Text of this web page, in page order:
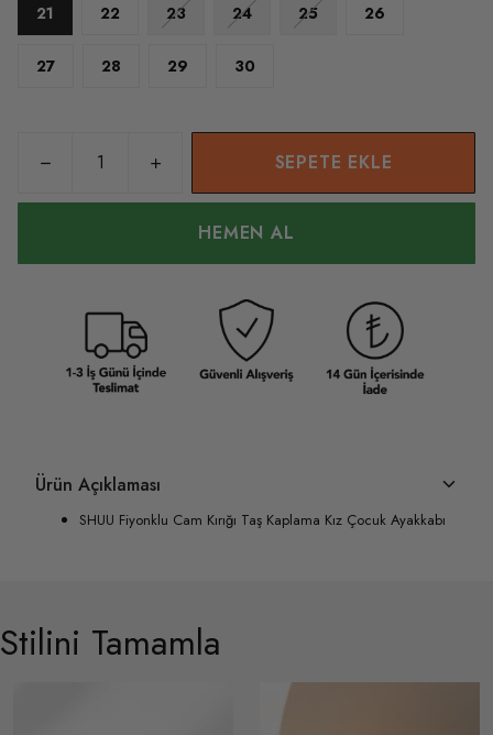
21
22 23 24 25 26
27 28 29 30
SEPETE EKLE
HEMEN AL
Ürün Açıklaması
SHUU Fiyonklu Cam Kırığı Taş Kaplama Kız Çocuk Ayakkabı
Stilini Tamamla